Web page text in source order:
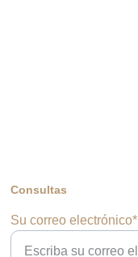
Consultas
Su correo electrónico*